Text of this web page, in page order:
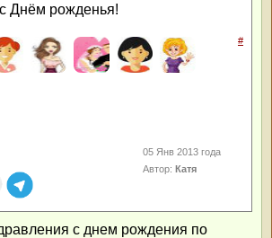
Днём рожденья!
#
05 Янв 2013 года
Автор:Катя
с днем рождения по